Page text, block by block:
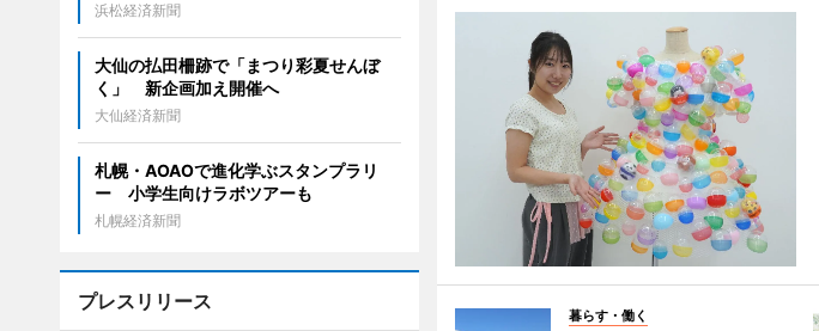
暮らす・働く
浜松経済新聞
大仙の払田柵跡で「まつり彩夏せんぼ
く」 新企画加え開催へ
大仙経済新聞
札幌・AOAOで進化学ぶスタンプラリ
ー 小学生向けラボツアーも
札幌経済新聞
プレスリリース